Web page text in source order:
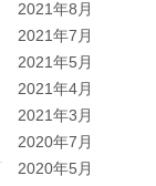
2021年8月
2021年7月
2021年5月
2021年4月
2021年3月
2020年7月
2020年5月